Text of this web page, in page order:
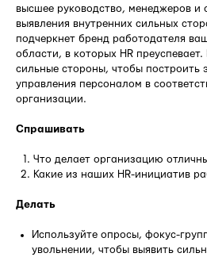
высшее руководство, менеджеров и
выявления внутренних сильных
подчеркнет бренд работодателя
области, в которых HR
сильные стороны, чтобы построить
управления персоналом в
организации.
Спрашивать
Что делает организацию
Какие из наших HR-инициатив
Делать
Используйте опросы, фокус-
увольнении, чтобы выявить